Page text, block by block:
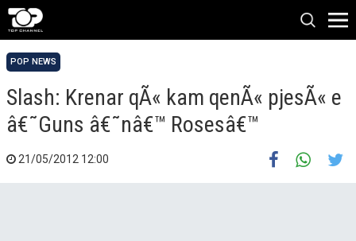
POP NEWS
Slash: Krenar qÃ« kam qenÃ« pjesÃ« e
â€˜Guns â€˜nâ€™ Rosesâ€™
21/05/2012 12:00